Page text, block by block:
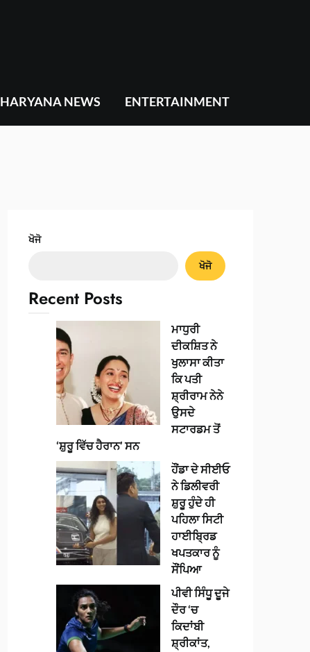
HARYANA NEWS ENTERTAINMENT
ਖੋਜੋ
ਖੋਜੋ
Recent Posts
ਮਾਧੁਰੀ
ਦੀਕਸ਼ਿਤ ਨੇ
ਖੁਲਾਸਾ ਕੀਤਾ
ਕਿ ਪਤੀ
ਸ਼੍ਰੀਰਾਮ ਨੇਨੇ
ਉਸਦੇ
ਸਟਾਰਡਮ ਤੋਂ
‘ਸ਼ੁਰੂ ਵਿੱਚ ਹੈਰਾਨ’ ਸਨ
ਹੌਂਡਾ ਦੇ ਸੀਈਓ
ਨੇ ਡਿਲੀਵਰੀ
ਸ਼ੁਰੂ ਹੁੰਦੇ ਹੀ
ਪਹਿਲਾ ਸਿਟੀ
ਹਾਈਬ੍ਰਿਡ
ਖਪਤਕਾਰ ਨੂੰ
ਸੌਂਪਿਆ
ਪੀਵੀ ਸਿੰਧੂ ਦੂਜੇ
ਦੌਰ ‘ਚ
ਕਿਦਾਂਬੀ
ਸ਼੍ਰੀਕਾਂਤ,